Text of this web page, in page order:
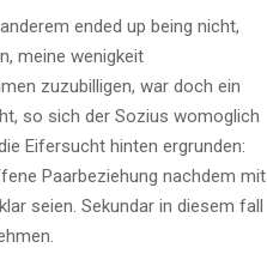
ended up being nicht,
meine wenigkeit
zuzubilligen, war doch ein
so sich der Sozius womoglich
Eifersucht hinten ergrunden:
Paarbeziehung nachdem mit
seien. Sekundar in diesem fall